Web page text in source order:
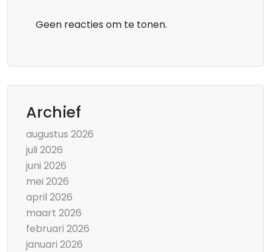
Geen reacties om te tonen.
Archief
augustus 2026
juli 2026
juni 2026
mei 2026
april 2026
maart 2026
februari 2026
januari 2026